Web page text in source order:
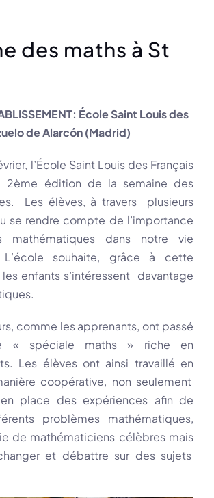
des maths à St
École Saint Louis des
de Alarcón (Madrid)
l’École Saint Louis des Français
2ème édition de la semaine des
Les élèves, à travers plusieurs
se rendre compte de l’importance
dans notre vie
L’école souhaite, grâce à cette
enfants s’intéressent davantage
comme les apprenants, ont passé
« spéciale maths » riche en
Les élèves ont ainsi travaillé en
coopérative, non seulement
place des expériences afin de
problèmes mathématiques,
de mathématiciens célèbres mais
et débattre sur des sujets